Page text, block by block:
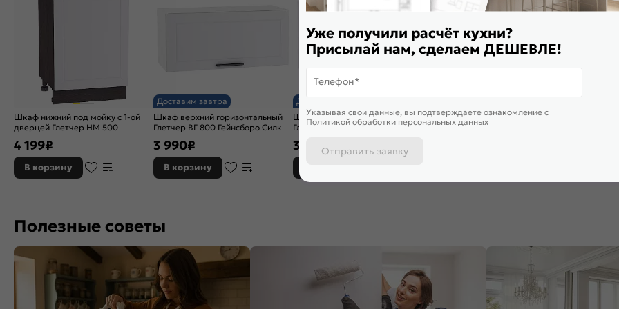
Шкаф нижний под мойку с 1-ой
дверцей Глетчер НМ 500
4 199₽
В корзину
Доставим завтра
Шкаф верхний горизонтальный
Глетчер ВГ 800 Гейнсборо Силк-
3 990₽
В корзину
Доставим завтра
Шкаф верхний горизонтальный
Глетчер ВГ 600 Гейнсборо Силк-
3 090₽
Шкаф верхний бутылочница
Глетчер ВБ 150 Гейнсборо Силк-
Доставим
Шкаф
Глетчер Н
В
Полезные советы
Уже получили расчёт кухни?
Присылай нам, сделаем ДЕШЕВЛЕ!
Телефон*
Указывая свои данные, вы подтверждаете ознакомление c
Политикой обработки персональных данных
Отправить заявку